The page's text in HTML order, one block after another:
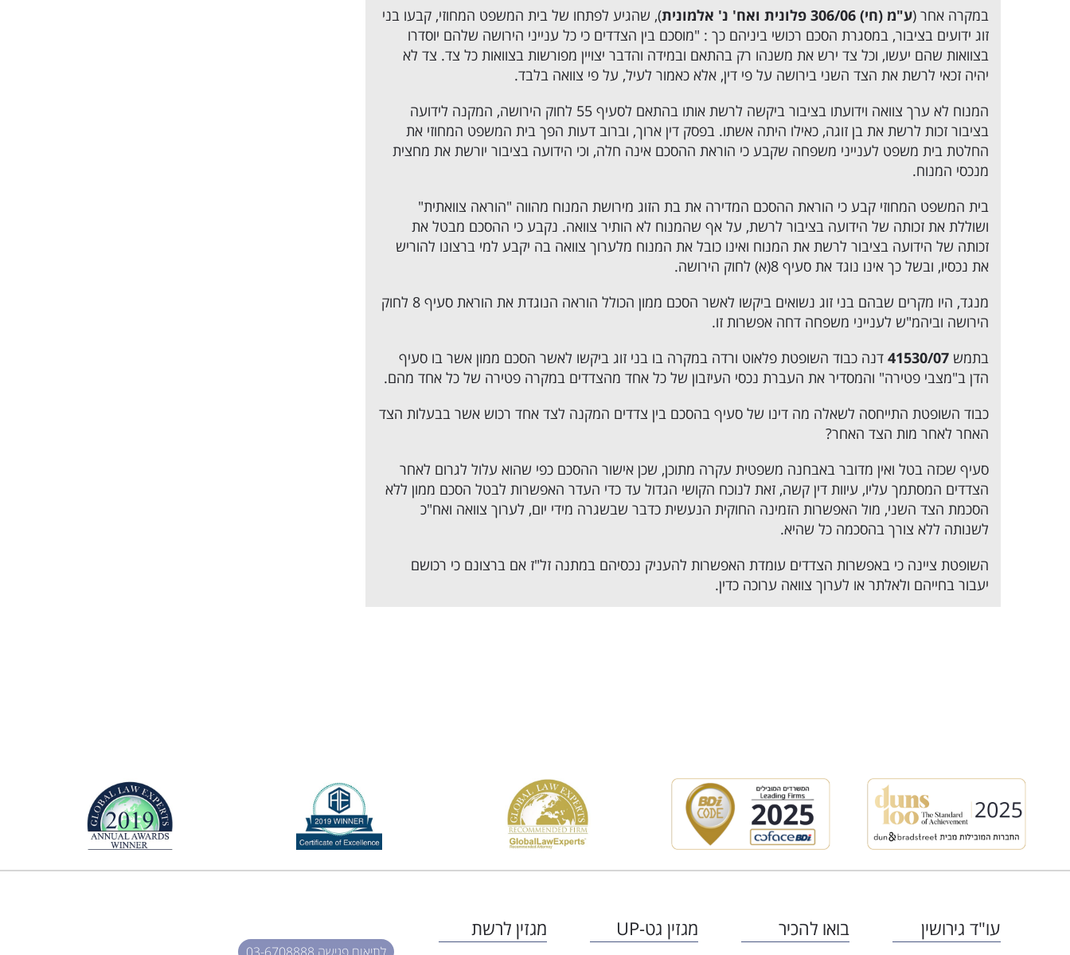
במקרה אחר (ע"מ (חי) 306/06 פלונית ואח' נ' אלמונית
), שהגיע לפתחו של בית המשפט המחוזי, קבעו בני
זוג ידועים בציבור, במסגרת הסכם רכושי ביניהם כך : "מוסכם בין הצדדים כי כל ענייני הירושה שלהם יוסדרו
בצוואות שהם יעשו, וכל צד ירש את משנהו רק בהתאם ובמידה והדבר יצויין מפורשות בצוואות כל צד. צד לא
יהיה זכאי לרשת את הצד השני בירושה על פי דין, אלא כאמור לעיל, על פי צוואה בלבד.
המנוח לא ערך צוואה וידועתו בציבור ביקשה לרשת אותו בהתאם לסעיף 55 לחוק הירושה, המקנה לידועה
בציבור זכות לרשת את בן זוגה, כאילו היתה אשתו. בפסק דין ארוך, וברוב דעות הפך בית המשפט המחוזי את
החלטת בית משפט לענייני משפחה שקבע כי הוראת ההסכם אינה חלה, וכי הידועה בציבור יורשת את מחצית
מנכסי המנוח.
בית המשפט המחוזי קבע כי הוראת ההסכם המדירה את בת הזוג מירושת המנוח מהווה "הוראה צוואתית"
ושוללת את זכותה של הידועה בציבור לרשת, על אף שהמנוח לא הותיר צוואה. נקבע כי ההסכם מבטל את
זכותה של הידועה בציבור לרשת את המנוח ואינו כובל את המנוח מלערוך צוואה בה יקבע למי ברצונו להוריש
את נכסיו, ובשל כך אינו נוגד את סעיף 8(א) לחוק הירושה.
מנגד, היו מקרים שבהם בני זוג נשואים ביקשו לאשר הסכם ממון הכולל הוראה הנוגדת את הוראת סעיף 8 לחוק
הירושה וביהמ"ש לענייני משפחה דחה אפשרות זו.
בתמש 41530/07 דנה כבוד השופטת פלאוט ורדה במקרה בו בני זוג ביקשו לאשר הסכם ממון אשר בו סעיף
הדן ב"מצבי פטירה" והמסדיר את העברת נכסי העיזבון של כל אחד מהצדדים במקרה פטירה של כל אחד מהם.
כבוד השופטת התייחסה לשאלה מה דינו של סעיף בהסכם בין צדדים המקנה לצד אחד רכוש אשר בבעלות הצד
האחר לאחר מות הצד האחר?
סעיף שכזה בטל ואין מדובר באבחנה משפטית עקרה מתוכן, שכן אישור ההסכם כפי שהוא עלול לגרום לאחר
הצדדים המסתמך עליו, עיוות דין קשה, זאת לנוכח הקושי הגדול עד כדי העדר האפשרות לבטל הסכם ממון ללא
הסכמת הצד השני, מול האפשרות הזמינה החוקית הנעשית כדבר שבשגרה מידי יום, לערוך צוואה ואח"כ
לשנותה ללא צורך בהסכמה כל שהיא.
השופטת ציינה כי באפשרות הצדדים עומדת האפשרות להעניק נכסיהם במתנה זל"ז אם ברצונם כי רכושם
יעבור בחייהם ולאלתר או לערוך צוואה ערוכה כדין.
עו"ד גירושין בואו להכיר מגזין גט-UP מגזין לרשת